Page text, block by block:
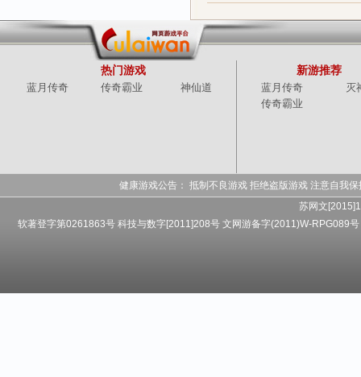
热门游戏
蓝月传奇 传奇霸业 神仙道
新游推荐
蓝月传奇
灭
传奇霸业
健康游戏公告： 抵制不良游戏 拒绝盗版游戏 注意自我
苏网文
软著登字第0261863号 科技与数字[2011]208号 文网游备字(2011)W-RPG089号